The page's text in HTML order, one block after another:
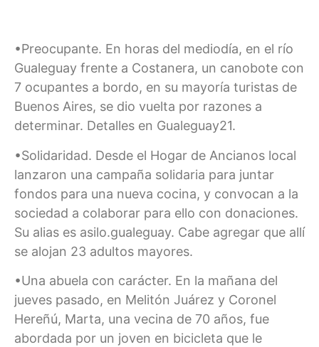
•Preocupante. En horas del mediodía, en el río
Gualeguay frente a Costanera, un canobote con
7 ocupantes a bordo, en su mayoría turistas de
Buenos Aires, se dio vuelta por razones a
determinar. Detalles en Gualeguay21.
•Solidaridad. Desde el Hogar de Ancianos local
lanzaron una campaña solidaria para juntar
fondos para una nueva cocina, y convocan a la
sociedad a colaborar para ello con donaciones.
Su alias es asilo.gualeguay. Cabe agregar que allí
se alojan 23 adultos mayores.
•Una abuela con carácter. En la mañana del
jueves pasado, en Melitón Juárez y Coronel
Hereñú, Marta, una vecina de 70 años, fue
abordada por un joven en bicicleta que le